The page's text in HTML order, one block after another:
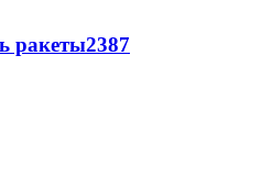
ракеты2387